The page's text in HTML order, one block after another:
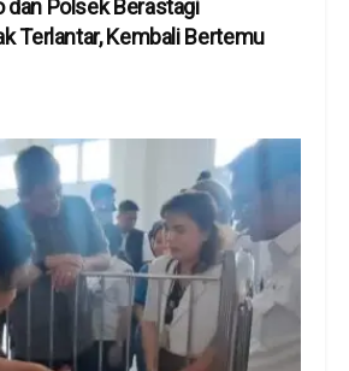
dan Polsek Berastagi
Terlantar, Kembali Bertemu